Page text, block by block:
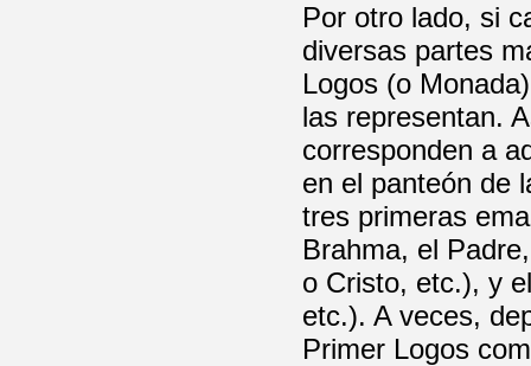
Por otro lado, si
diversas partes
Logos (o
las representan.
corresponden a
en el panteón de
tres primeras
Brahma, el
o Cristo, etc.), y
etc.). A veces,
Primer Logos